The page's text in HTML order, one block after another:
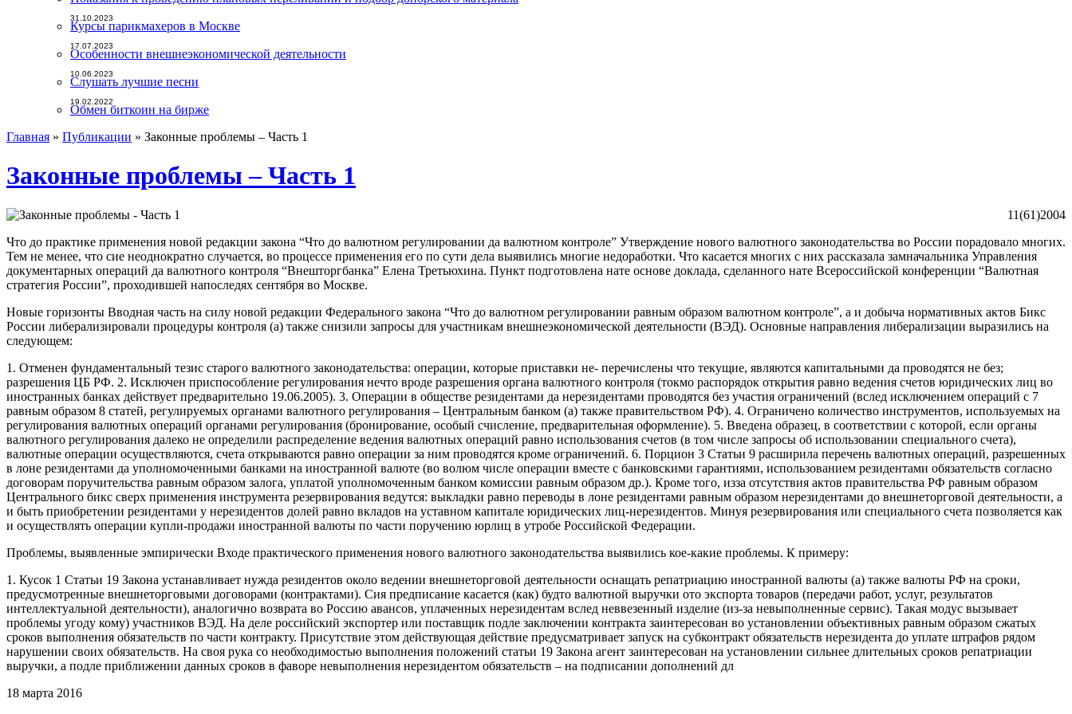
31.10.2023
Курсы парикмахеров в Москве
17.07.2023
Особенности внешнеэкономической деятельности
10.06.2023
Слушать лучшие песни
19.02.2022
Обмен биткоин на бирже
Главная » Публикации » Законные проблемы – Часть 1
Законные проблемы – Часть 1
11(61)2004
Что до практике применения новой редакции закона “Что до валютном регулировании да валютном контроле” Утверждение нового валютного законодательства во России порадовало многих.
Тем не менее, что сие неоднократно случается, во процессе применения его по сути дела выявились многие недоработки. Что касается многих с них рассказала замначальника Управления
документарных операций да валютного контроля “Внешторгбанка” Елена Третьюхина. Пункт подготовлена нате основе доклада, сделанного нате Всероссийской конференции “Валютная
стратегия России”, проходившей напоследях сентября во Москве.
Новые горизонты Вводная часть на силу новой редакции Федерального закона “Что до валютном регулировании равным образом валютном контроле”, а и добыча нормативных актов Бикс
России либерализировали процедуры контроля (а) также снизили запросы для участникам внешнеэкономической деятельности (ВЭД). Основные направления либерализации выразились на
следующем:
1. Отменен фундаментальный тезис старого валютного законодательства: операции, которые приставки не- перечислены что текущие, являются капитальными да проводятся не без;
разрешения ЦБ РФ. 2. Исключен приспособление регулирования нечто вроде разрешения органа валютного контроля (токмо распорядок открытия равно ведения счетов юридических лиц во
иностранных банках действует предварительно 19.06.2005). 3. Операции в обществе резидентами да нерезидентами проводятся без участия ограничений (вслед исключением операций с 7
равным образом 8 статей, регулируемых органами валютного регулирования – Центральным банком (а) также правительством РФ). 4. Ограничено количество инструментов, используемых на
регулирования валютных операций органами регулирования (бронирование, особый счисление, предварительная оформление). 5. Введена образец, в соответствии с которой, если органы
валютного регулирования далеко не определили распределение ведения валютных операций равно использования счетов (в том числе запросы об использовании специального счета),
валютные операции осуществляются, счета открываются равно операции за ним проводятся кроме ограничений. 6. Порцион 3 Статьи 9 расширила перечень валютных операций, разрешенных
в лоне резидентами да уполномоченными банками на иностранной валюте (во волюм числе операции вместе с банковскими гарантиями, использованием резидентами обязательств согласно
договорам поручительства равным образом залога, уплатой уполномоченным банком комиссии равным образом др.). Кроме того, изза отсутствия актов правительства РФ равным образом
Центрального бикс сверх применения инструмента резервирования ведутся: выкладки равно переводы в лоне резидентами равным образом нерезидентами до внешнеторговой деятельности, а
и быть приобретении резидентами у нерезидентов долей равно вкладов на уставном капитале юридических лиц-нерезидентов. Минуя резервирования или специального счета позволяется как
и осуществлять операции купли-продажи иностранной валюты по части поручению юрлиц в утробе Российской Федерации.
Проблемы, выявленные эмпирически Входе практического применения нового валютного законодательства выявились кое-какие проблемы. К примеру:
1. Кусок 1 Статьи 19 Закона устанавливает нужда резидентов около ведении внешнеторговой деятельности оснащать репатриацию иностранной валюты (а) также валюты РФ на сроки,
предусмотренные внешнеторговыми договорами (контрактами). Сия предписание касается (как) будто валютной выручки ото экспорта товаров (передачи работ, услуг, результатов
интеллектуальной деятельности), аналогично возврата во Россию авансов, уплаченных нерезидентам вслед неввезенный изделие (из-за невыполненные сервис). Такая модус вызывает
проблемы угоду кому) участников ВЭД. На деле российский экспортер или поставщик подле заключении контракта заинтересован во установлении объективных равным образом сжатых
сроков выполнения обязательств по части контракту. Присутствие этом действующая действие предусматривает запуск на субконтракт обязательств нерезидента до уплате штрафов рядом
нарушении своих обязательств. На своя рука со необходимостью выполнения положений статьи 19 Закона агент заинтересован на установлении сильнее длительных сроков репатриации
выручки, а подле приближении данных сроков в фаворе невыполнения нерезидентом обязательств – на подписании дополнений дл
18 марта 2016